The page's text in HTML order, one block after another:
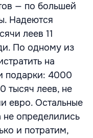
— по большей
Надеются
леев 11
По одному из
на
подарки: 4000
тысяч леев, не
евро. Остальные
не определились
и потратим,